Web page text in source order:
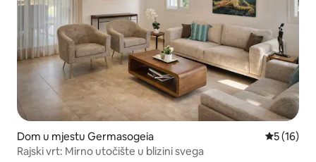
Dom u mjestu Germasogeia Prosječna
5 (16)
Rajski vrt: Mirno utočište u blizini svega